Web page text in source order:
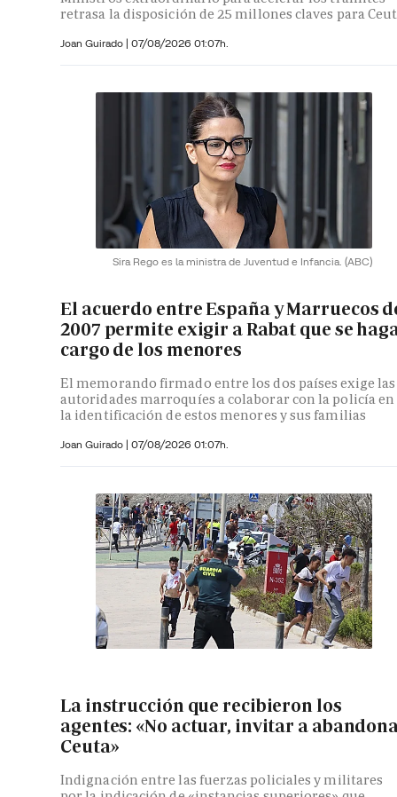
retrasa la disposición de 25 millones claves para
Joan Guirado | 07/08/2026 01:07h.
Sira Rego es la ministra de Juventud e Infancia. (ABC)
El acuerdo entre España y Marruecos
2007 permite exigir a Rabat que se
cargo de los menores
El memorando firmado entre los dos países exige las
autoridades marroquíes a colaborar con la policía en
la identificación de estos menores y sus familias
Joan Guirado | 07/08/2026 01:07h.
La instrucción que recibieron los
agentes: «No actuar, invitar a
Ceuta»
Indignación entre las fuerzas policiales y militares